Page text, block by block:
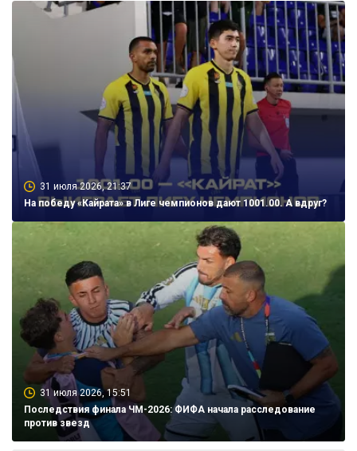
31 июля 2026, 21:37
На победу «Кайрата» в Лиге чемпионов дают 1001.00. А вдруг?
31 июля 2026, 15:51
Последствия финала ЧМ-2026: ФИФА начала расследование
против звезд